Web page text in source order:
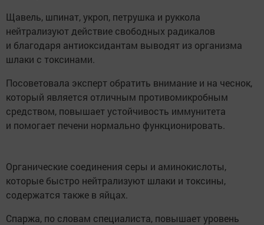
Щавель, шпинат, укроп, петрушка и руккола
нейтрализуют действие свободных радикалов
и благодаря антиоксидантам выводят из организма
шлаки с токсинами.
Посоветовала эксперт обратить внимание и на чеснок,
который является отличным противомикробным
средством, повышает устойчивость иммунитета
и помогает печени нормально функционировать.
Органические соединения серы и аминокислоты,
которые быстро нейтрализуют шлаки и токсины,
содержатся также в яйцах.
Спаржа, по словам специалиста, повышает уровень